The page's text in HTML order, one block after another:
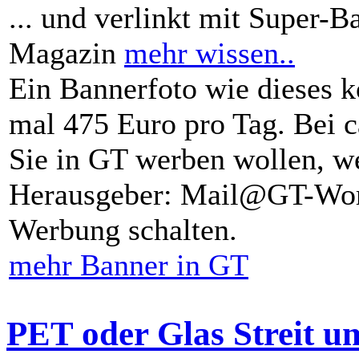
... und verlinkt mit Super-
Magazin mehr wissen..
Ein Bannerfoto wie dieses
mal 475 Euro pro Tag. Bei
Sie in GT werben wollen,
Herausgeber: Mail@GT-
Werbung schalten.
mehr Banner in GT
PET oder Glas Streit